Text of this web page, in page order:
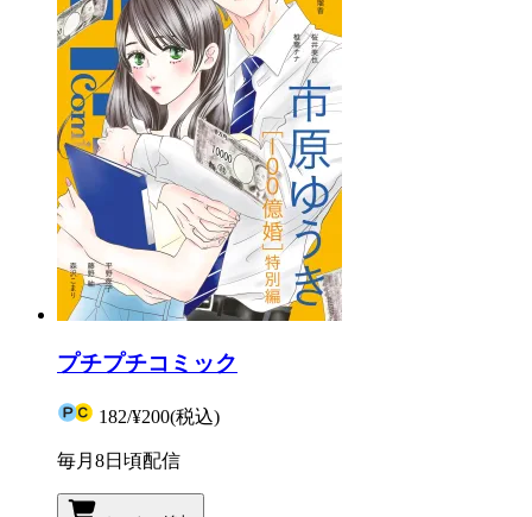
プチプチコミック
182/¥200(税込)
毎月8日頃配信